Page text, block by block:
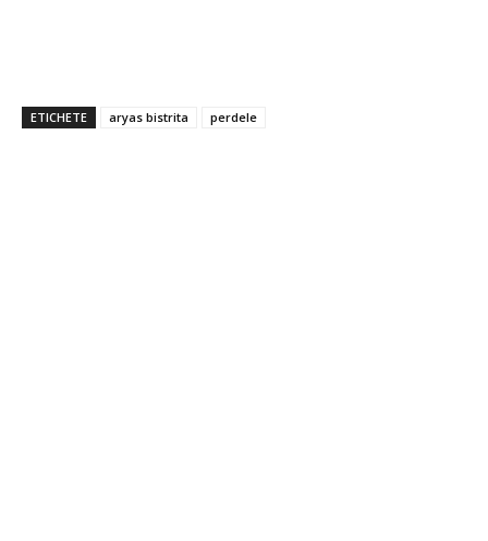
ETICHETE aryas bistrita perdele